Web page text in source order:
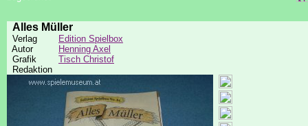
Alles Müller
Verlag
Edition Spielbox
Autor
Henning Axel
Grafik
Tisch Christof
Redaktion